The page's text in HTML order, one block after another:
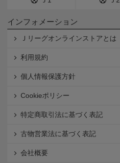
インフォメーション
Ｊリーグオンラインストアとは
利用規約
個人情報保護方針
Cookieポリシー
特定商取引法に基づく表記
古物営業法に基づく表記
会社概要